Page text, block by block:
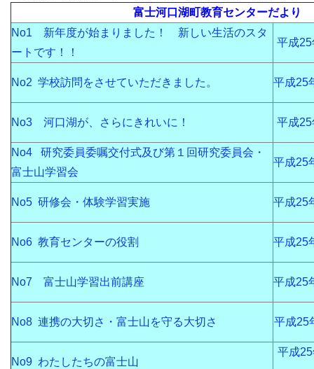
富士河口湖町教育センターだより
No1 新年度が始まりました！ 新しい生活のスタ
ートです！！
平成
No2 学校訪問をさせていただきました。 平成25
No3 河口湖が、さらにきれいに！ 平成
No4 研究委員委嘱交付式及び第１回研究委員会・
富士山学習会
平成25
No5 研修会・体験学習実施 平成25
No6 教育センターの役割 平成25
No7 富士山学習出前講座 平成25
No8 連携の大切さ・富士山を守る大切さ 平成25
No9 わたしたちの富士山
平成